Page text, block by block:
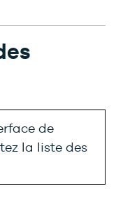
de
la liste des